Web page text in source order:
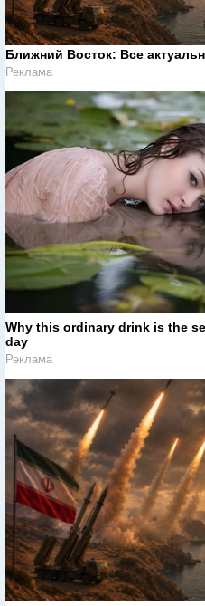
Ближний Восток: Все
Реклама
Why this ordinary drink is the
day
Реклама